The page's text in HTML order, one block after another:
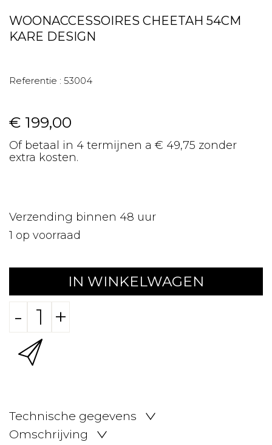
WOONACCESSOIRES CHEETAH 54CM
KARE DESIGN
Referentie : 53004
€ 199,00
Of betaal in 4 termijnen a € 49,75 zonder
extra kosten.
Verzending binnen 48 uur
1 op voorraad
IN WINKELWAGEN
- +
Technische gegevens
Omschrijving